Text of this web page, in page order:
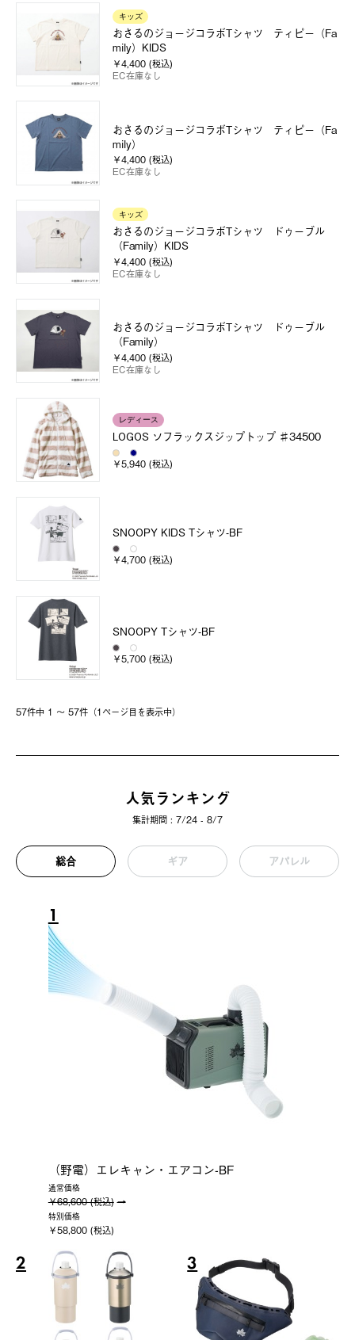
キッズ
おさるのジョージコラボTシャツ ティピー（Fa
mily）KIDS
￥4,400 (税込)
EC在庫なし
おさるのジョージコラボTシャツ ティピー（Fa
mily）
￥4,400 (税込)
EC在庫なし
キッズ
おさるのジョージコラボTシャツ ドゥーブル
（Family）KIDS
￥4,400 (税込)
EC在庫なし
おさるのジョージコラボTシャツ ドゥーブル
（Family）
￥4,400 (税込)
EC在庫なし
レディース
LOGOS ソフラックスジップトップ ♯34500
￥5,940 (税込)
SNOOPY KIDS Tシャツ-BF
￥4,700 (税込)
SNOOPY Tシャツ-BF
￥5,700 (税込)
57件中 1 〜 57件（1ページ⽬を表⽰中）
人気ランキング
集計期間 : 7/24 - 8/7
総合 ギア アパレル
1
（野電）エレキャン・エアコン-BF
通常価格
￥68,600 (税込)
特別価格
￥58,800 (税込)
2 3